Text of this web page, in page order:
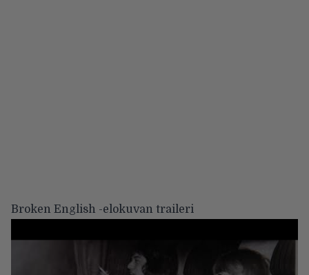
Broken English -elokuvan traileri